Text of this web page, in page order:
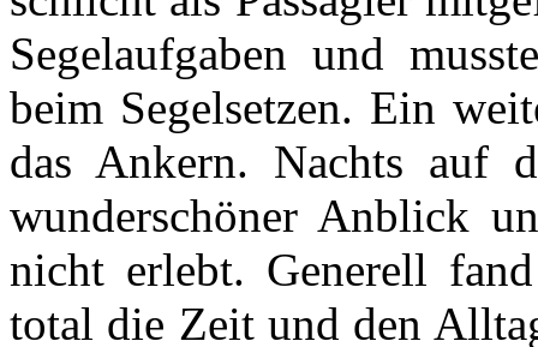
Segelaufgaben und
beim Segelsetzen. Ein
das Ankern. Nachts auf
wunderschöner Anblick
nicht erlebt. Generell
total die Zeit und den